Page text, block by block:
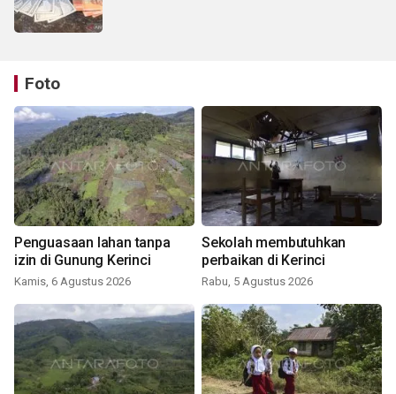
Foto
Penguasaan lahan tanpa
izin di Gunung Kerinci
Kamis, 6 Agustus 2026
Sekolah membutuhkan
perbaikan di Kerinci
Rabu, 5 Agustus 2026